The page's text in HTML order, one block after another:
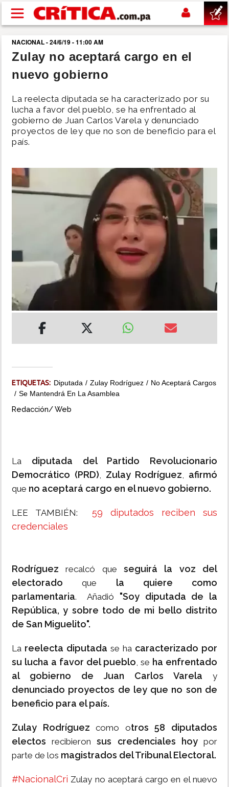
Pasar al contenido principal
buscar
SUCESOS
NACIONAL
POLÍTICA
DEPORTES
INSÓLITAS
IMPRESO
NACIONAL - 24/6/19 - 11:00 AM
Zulay no aceptará cargo en el
nuevo gobierno
La reelecta diputada se ha caracterizado por su
lucha a favor del pueblo, se ha enfrentado al
gobierno de Juan Carlos Varela y denunciado
proyectos de ley que no son de beneficio para el
país.
ETIQUETAS: Diputada Zulay Rodríguez
No Aceptará Cargos
Se Mantendrá En La Asamblea
Redacción/ Web
La diputada del Partido Revolucionario
Democrático (PRD), Zulay Rodríguez, afirmó
que no aceptará cargo en el nuevo gobierno.
LEE TAMBIÉN: 59 diputados reciben sus
credenciales
Rodríguez recalcó que seguirá la voz del
electorado que la quiere como
parlamentaria. Añadió "Soy diputada de la
República, y sobre todo de mi bello distrito
de San Miguelito".
La reelecta diputada se ha caracterizado por
su lucha a favor del pueblo, se ha enfrentado
al gobierno de Juan Carlos Varela y
denunciado proyectos de ley que no son de
beneficio para el país.
Zulay Rodríguez como otros 58 diputados
electos recibieronsus credenciales hoypor
parte de los magistrados del Tribunal Electoral.
#NacionalCri Zulay no aceptará cargo en el nuevo